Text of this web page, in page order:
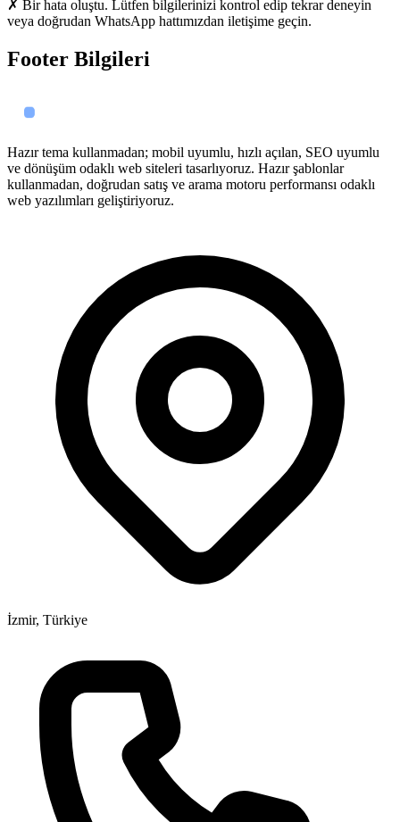
✗ Bir hata oluştu. Lütfen bilgilerinizi kontrol edip tekrar deneyin
veya doğrudan WhatsApp hattımızdan iletişime geçin.
Footer Bilgileri
Hazır tema kullanmadan; mobil uyumlu, hızlı açılan, SEO uyumlu
ve dönüşüm odaklı web siteleri tasarlıyoruz. Hazır şablonlar
kullanmadan, doğrudan satış ve arama motoru performansı odaklı
web yazılımları geliştiriyoruz.
İzmir, Türkiye